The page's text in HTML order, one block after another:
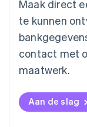
Maak direct
te kunnen
contact met
maatwerk.
Aan de slag
Nederlands
Nieuw-
English
Noorwegen
English
DeutschEnglish
English
Portugal